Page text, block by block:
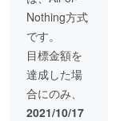
いと思います。
(無料対応は、毎
年2回まで。内容
は立会い火葬の
み。) ※東京都、
神奈川、千葉、
埼玉にお住まい
の方に限らさせ
て頂きます。 ※
Nothing方式
です。
目標金額を
達成した場
合にのみ、
2021/10/17